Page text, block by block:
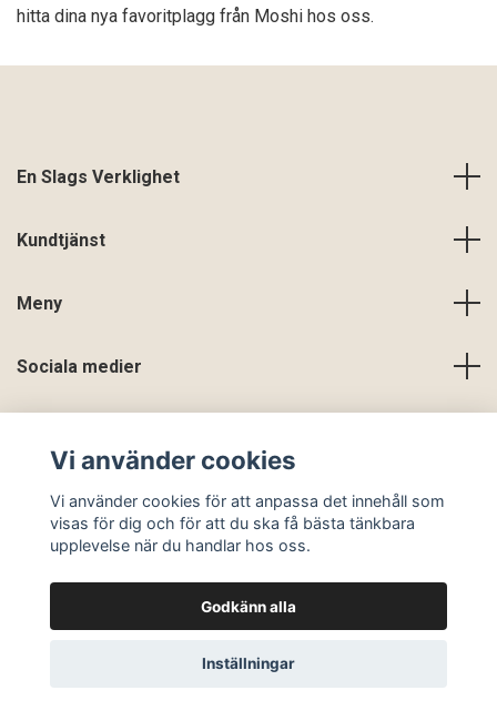
hitta dina nya favoritplagg från Moshi hos oss.
En Slags Verklighet
Kundtjänst
Meny
Sociala medier
© 2026 En Slags Verklighet
Vi använder cookies
Vi använder cookies för att anpassa det innehåll som
visas för dig och för att du ska få bästa tänkbara
upplevelse när du handlar hos oss.
Godkänn alla
Inställningar